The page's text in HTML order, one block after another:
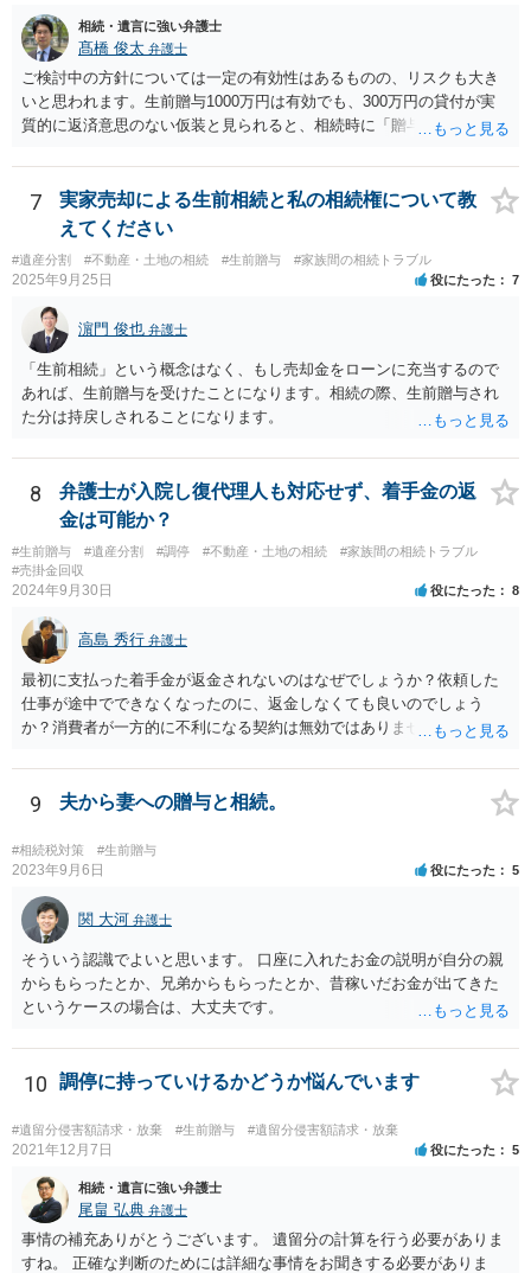
相続・遺言に強い弁護士
髙橋 俊太 弁護士
ご検討中の方針については一定の有効性はあるものの、リスクも大き
いと思われます。生前贈与1000万円は有効でも、300万円の貸付が実
質的に返済意思のない仮装と見られると、相続時に「贈与」と評価さ
法として考えられるものとしては、 ①信託（家族信託・目的信託） 財
産を信託口に移し、受託者（信頼できる友人や専門職）に管理させ、
・生存中はあなたの生活費・介護費に優先充当 ・残余を友人や慈善団
体へ と使途を厳格に指定。相続ではなく信託帰属になるため、子の関
与を大きく排除できます。 ②遺言＋生命保険の組合せ 生活資金は手元
に残し、余剰資金で受取人を友人・団体にした保険を活用。保険金は
相続財産とは別枠で、遺留分対策にも有効と思われます。 ③負担付死
因贈与 「介護・見守り等を条件に、死亡時に財産を渡す」契約。条件
不履行なら無効にでき、老後の安心を担保できます。 ④ 寄附予約＋解
除条件 慈善団体への寄附を予約しつつ、資金不足時は解除できる条項
を設定。 などがあり得るかと思われます。
7
実家売却による生前相続と私の相続権について教
えてください
#遺産分割 #不動産・土地の相続 #生前贈与 #家族間の相続トラブル
2025年9月25日 役にたった 7
濵門 俊也 弁護士
「生前相続」という概念はなく、もし売却金をローンに充当するので
あれば、生前贈与を受けたことになります。相続の際、生前贈与され
た分は持戻しされることになります。
8
弁護士が入院し復代理人も対応せず、着手金の返
金は可能か？
#生前贈与 #遺産分割 #調停 #不動産・土地の相続
#家族間の相続トラブル
#売掛金回収
2024年9月30日 役にたった 8
高島 秀行 弁護士
最初に支払った着手金が返金されないのはなぜでしょうか？依頼した
仕事が途中でできなくなったのに、返金しなくても良いのでしょう
か？消費者が一方的に不利になる契約は無効ではありませんか？
務があると思います。 倒れた弁護士が所属する弁護士会に相談さ
れた方がよいと思います。 倒れた弁護士は脳梗塞で倒れたようで
選任したのか 即ち、復代理人の選任は有効なのかという問題もあ
ると思います。
9 夫から妻への贈与と相続。
#相続税対策 #生前贈与
2023年9月6日 役にたった 5
関 大河 弁護士
そういう認識でよいと思います。 口座に入れたお金の説明が自分の親
からもらったとか、兄弟からもらったとか、昔稼いだお金が出てきた
というケースの場合は、大丈夫です。
10 調停に持っていけるかどうか悩んでいます
#遺留分侵害額請求・放棄 #生前贈与 #遺留分侵害額請求・放棄
2021年12月7日 役にたった 5
相続・遺言に強い弁護士
尾畠 弘典 弁護士
事情の補充ありがとうございます。 遺留分の計算を行う必要がありま
すね。 正確な判断のためには詳細な事情をお聞きする必要がありま